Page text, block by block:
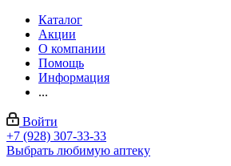
Каталог
Акции
О компании
Помощь
Информация
...
Войти
+7 (928) 307-33-33
Выбрать любимую аптеку